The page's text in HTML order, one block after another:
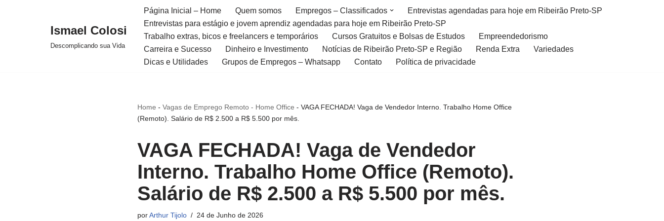
Ismael Colosi
Descomplicando sua Vida
Página Inicial – Home Quem somos Empregos – Classificados
Entrevistas agendadas para hoje em Ribeirão Preto-SP
Entrevistas para estágio e jovem aprendiz agendadas para hoje em Ribeirão Preto-SP
Trabalho extras, bicos e freelancers e temporários
Cursos Gratuitos e Bolsas de Estudos
Empreendedorismo
Carreira e Sucesso
Dinheiro e Investimento Notícias de Ribeirão Preto-SP e Região Renda Extra
Variedades
Dicas e Utilidades
Grupos de Empregos – Whatsapp Contato Política de privacidade
Home - Vagas de Emprego Remoto - Home Office - VAGA FECHADA! Vaga de Vendedor Interno. Trabalho Home Office
(Remoto). Salário de R$ 2.500 a R$ 5.500 por mês.
VAGA FECHADA! Vaga de Vendedor
Interno. Trabalho Home Office (Remoto).
Salário de R$ 2.500 a R$ 5.500 por mês.
porArthur Tijolo 24 de Junho de 2026